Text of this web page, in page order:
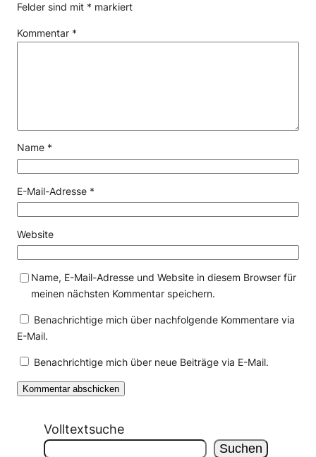
Felder sind mit * markiert
Kommentar *
Name *
E-Mail-Adresse *
Website
Name, E-Mail-Adresse und Website in diesem Browser für
meinen nächsten Kommentar speichern.
Benachrichtige mich über nachfolgende Kommentare via
E-Mail.
Benachrichtige mich über neue Beiträge via E-Mail.
Volltextsuche
Suchen